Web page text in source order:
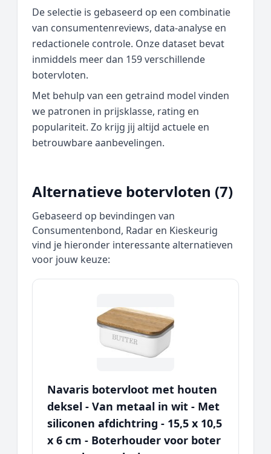
De selectie is gebaseerd op een combinatie
van consumentenreviews, data‑analyse en
redactionele controle. Onze dataset bevat
inmiddels meer dan 159 verschillende
botervloten.
Met behulp van een getraind model vinden
we patronen in prijsklasse, rating en
populariteit. Zo krijg jij altijd actuele en
betrouwbare aanbevelingen.
Alternatieve botervloten (7)
Gebaseerd op bevindingen van
Consumentenbond, Radar en Kieskeurig
vind je hieronder interessante alternatieven
voor jouw keuze:
Navaris botervloot met houten
deksel - Van metaal in wit - Met
siliconen afdichtring - 15,5 x 10,5
x 6 cm - Boterhouder voor boter